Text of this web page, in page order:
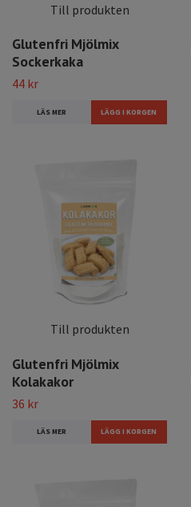
Till produkten
Glutenfri Mjölmix
Sockerkaka
44 kr
LÄS MER
Till produkten
Glutenfri Mjölmix
Kolakakor
36 kr
LÄS MER